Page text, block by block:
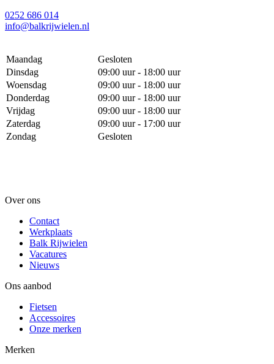
0252 686 014
info@balkrijwielen.nl
Maandag
Gesloten
Dinsdag
09:00 uur - 18:00 uur
Woensdag
09:00 uur - 18:00 uur
Donderdag
09:00 uur - 18:00 uur
Vrijdag
09:00 uur - 18:00 uur
Zaterdag
09:00 uur - 17:00 uur
Zondag
Gesloten
Over ons
Contact
Werkplaats
Balk Rijwielen
Vacatures
Nieuws
Ons aanbod
Fietsen
Accessoires
Onze merken
Merken